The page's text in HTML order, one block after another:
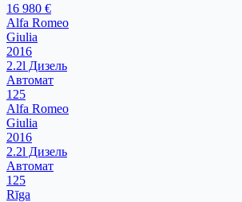
16 980 €
Alfa Romeo
Giulia
2016
2.2l Дизель
Автомат
125
Alfa Romeo
Giulia
2016
2.2l Дизель
Автомат
125
Rīga